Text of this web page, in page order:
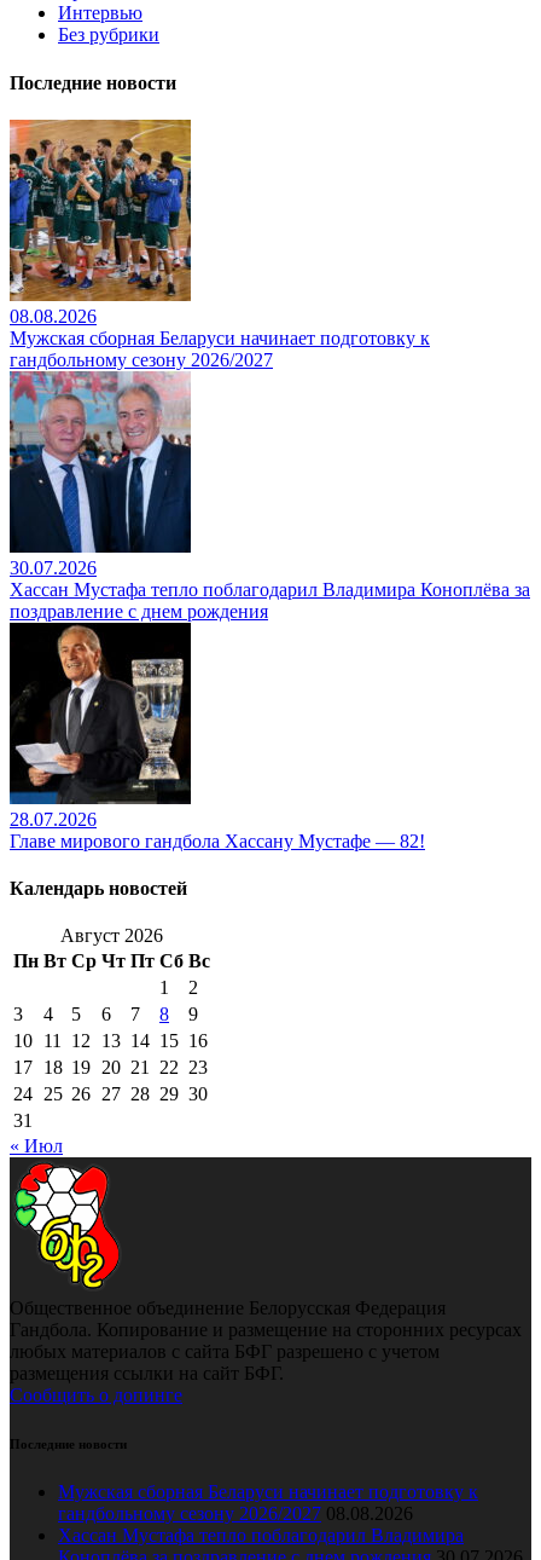
Интервью
Без рубрики
Последние новости
08.08.2026
Мужская сборная Беларуси начинает подготовку к
гандбольному сезону 2026/2027
30.07.2026
Хассан Мустафа тепло поблагодарил Владимира Коноплёва за
поздравление с днем рождения
28.07.2026
Главе мирового гандбола Хассану Мустафе — 82!
Календарь новостей
Август 2026
Пн Вт Ср Чт Пт Сб Вс
1
2
3
4 5 6 7 8
9
10 11 12 13 14 15 16
17 18 19 20 21 22 23
24 25 26 27 28 29 30
31
« Июл
Общественное объединение Белорусская Федерация
Гандбола. Копирование и размещение на сторонних ресурсах
любых материалов с сайта БФГ разрешено с учетом
размещения ссылки на сайт БФГ.
Сообщить о допинге
Последние новости
Мужская сборная Беларуси начинает подготовку к
гандбольному сезону 2026/2027 08.08.2026
Хассан Мустафа тепло поблагодарил Владимира